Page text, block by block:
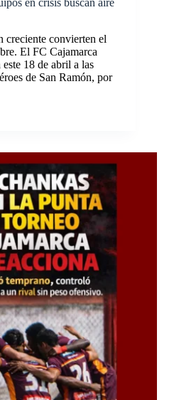
en crisis buscan aire
creciente convierten el
El FC Cajamarca
18 de abril a las
de San Ramón, por